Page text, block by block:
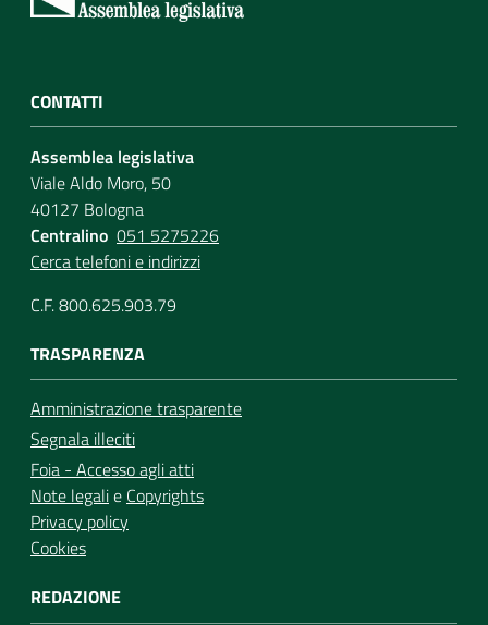
CONTATTI
Assemblea legislativa
Viale Aldo Moro, 50
40127 Bologna
Centralino 051 5275226
Cerca telefoni e indirizzi
C.F. 800.625.903.79
TRASPARENZA
Amministrazione trasparente
Segnala illeciti
Foia - Accesso agli atti
Note legalie Copyrights
Privacy policy
Cookies
REDAZIONE